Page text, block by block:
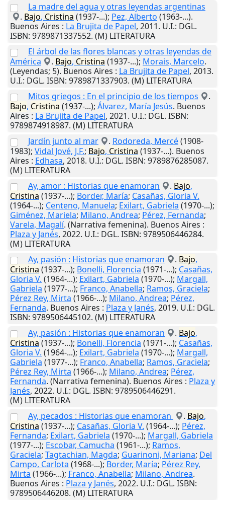
La madre del agua y otras leyendas argentinas
. Bajo, Cristina (1937-...); Pez, Alberto (1963-...).
Buenos Aires : La Brujita de Papel, 2011. U.I.: DGL.
ISBN: 9789871337552. (M) LITERATURA
El árbol de las flores blancas y otras leyendas de
América
. Bajo, Cristina (1937-...); Morais, Marcelo.
(Leyendas; 5). Buenos Aires : La Brujita de Papel, 2013.
U.I.: DGL. ISBN: 9789871337903. (M) LITERATURA
Mitos griegos : En el principio de los tiempos
.
Bajo, Cristina (1937-...); Álvarez, María Jesús. Buenos
Aires : La Brujita de Papel, 2021. U.I.: DGL. ISBN:
9789874918987. (M) LITERATURA
Jardín junto al mar
. Rodoreda, Mercé(1908-
1983); Vidal Jové, J.F.; Bajo, Cristina (1937-...). Buenos
Aires : Edhasa, 2018. U.I.: DGL. ISBN: 9789876285087.
(M) LITERATURA
Ay, amor : Historias que enamoran
. Bajo,
Cristina (1937-...); Border, María; Casañas, Gloria V.
(1964-...); Centeno, Manuela; Exilart, Gabriela (1970-...);
Giménez, Mariela; Milano, Andrea; Pérez, Fernanda;
Varela, Magalí. (Narrativa femenina). Buenos Aires :
Plaza y Janés, 2022. U.I.: DGL. ISBN: 9789506446284.
(M) LITERATURA
Ay, pasión : Historias que enamoran
. Bajo,
Cristina (1937-...); Bonelli, Florencia (1971-...); Casañas,
Gloria V. (1964-...); Exilart, Gabriela (1970-...); Margall,
Gabriela (1977-...); Franco, Anabella; Ramos, Graciela;
Pérez Rey, Mirta (1966-...); Milano, Andrea; Pérez,
Fernanda. Buenos Aires : Plaza y Janés, 2019. U.I.: DGL.
ISBN: 9789506445102. (M) LITERATURA
Ay, pasión : Historias que enamoran
. Bajo,
Cristina (1937-...); Bonelli, Florencia (1971-...); Casañas,
Gloria V. (1964-...); Exilart, Gabriela (1970-...); Margall,
Gabriela (1977-...); Franco, Anabella; Ramos, Graciela;
Pérez Rey, Mirta (1966-...); Milano, Andrea; Pérez,
Fernanda. (Narrativa femenina). Buenos Aires : Plaza y
Janés, 2022. U.I.: DGL. ISBN: 9789506446291.
(M) LITERATURA
Ay, pecados : Historias que enamoran
. Bajo,
Cristina (1937-...); Casañas, Gloria V. (1964-...); Pérez,
Fernanda; Exilart, Gabriela (1970-...); Margall, Gabriela
(1977-...); Escobar, Camucha (1961-...); Ramos,
Graciela; Tagtachian, Magda; Guarinoni, Mariana; Del
Campo, Carlota (1968-...); Border, María; Pérez Rey,
Mirta (1966-...); Franco, Anabella; Milano, Andrea.
Buenos Aires : Plaza y Janés, 2022. U.I.: DGL. ISBN:
9789506446208. (M) LITERATURA